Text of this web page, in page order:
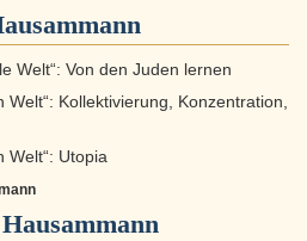
Welt“: Von den Juden lernen
Welt“: Kollektivierung, Konzentration,
Welt“: Utopia